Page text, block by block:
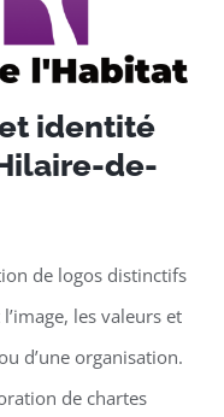
identité
de-
de logos distinctifs
les valeurs et
d’une organisation.
de chartes